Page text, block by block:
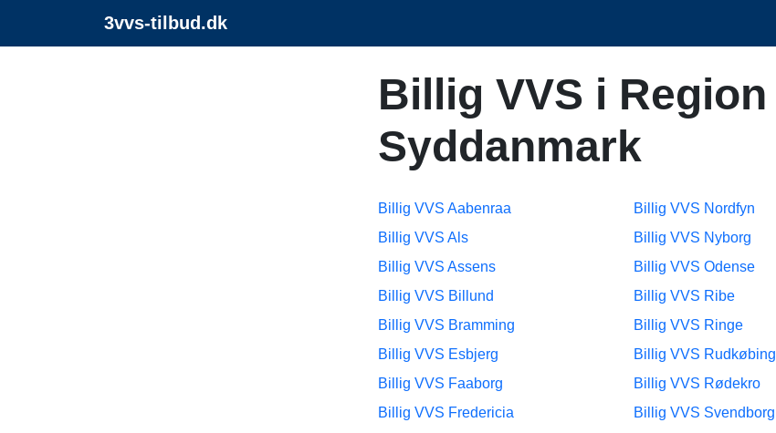
3vvs-tilbud.dk
Billig VVS i Region
Syddanmark
Billig VVS Aabenraa
Billig VVS Als
Billig VVS Assens
Billig VVS Billund
Billig VVS Bramming
Billig VVS Esbjerg
Billig VVS Faaborg
Billig VVS Fredericia
Billig VVS Nordfyn
Billig VVS Nyborg
Billig VVS Odense
Billig VVS Ribe
Billig VVS Ringe
Billig VVS Rudkøbing
Billig VVS Rødekro
Billig VVS Svendborg